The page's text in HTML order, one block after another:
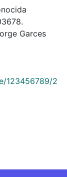
Garces
123456789/2